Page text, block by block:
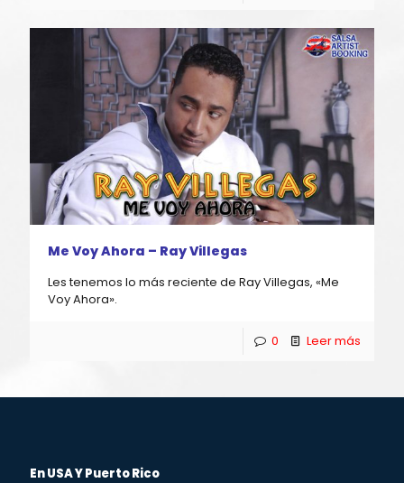
Me Voy Ahora – Ray Villegas
Les tenemos lo más reciente de Ray Villegas, «Me
Voy Ahora».
0 Leer más
En USA Y Puerto Rico